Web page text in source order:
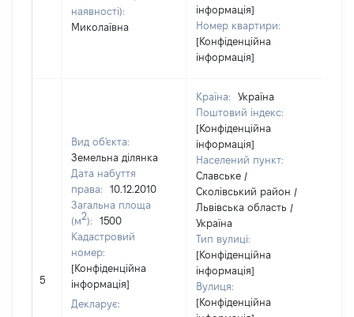
наявності):
Миколаївна
інформація]
Номер квартири:
[Конфіденційна
інформація]
5
Вид об'єкта:
Земельна ділянка
Дата набуття
права:
10.12.2010
Загальна площа
(м2):
1500
Кадастровий
номер:
[Конфіденційна
інформація]
Декларує:
Країна:
Україна
Поштовий індекс:
[Конфіденційна
інформація]
Населений пункт:
Славське /
Сколівський район /
Львівська область /
Україна
Тип вулиці:
[Конфіденційна
інформація]
Вулиця:
[Конфіденційна